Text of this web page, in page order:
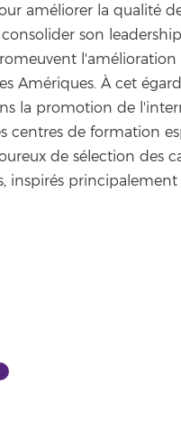
améliorer la qualité
son
Amériques. À cet
la promotion de
centres de formation
de sélection des
inspirés principalement